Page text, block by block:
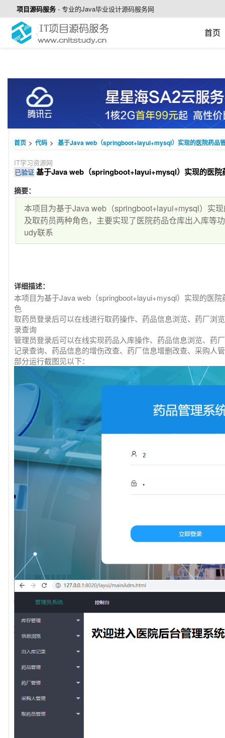
项目源码服务 - 专业的Java毕业设计源码服务网
首页
首页 > 代码 > 基于Java web（springboot+layui+mysql）实现的医院药品
IT学习资源网
已验证 基于Java web（springboot+layui+mysql）实现的医院
摘要：
本项目为基于Java web（springboot+layui+mysql）实
及取药员两种角色，主要实现了医院药品仓库出入库等
udy联系
详细描述：
本项目为基于Java web（springboot+layui+mysql）实现的医
色
取药员登录后可以在线进行取药操作、药品信息浏览、药厂浏
录查询
管理员登录后可以在线实现药品入库操作、药品信息浏览、药
记录查询、药品信息的增伤改查、药厂信息增删改查、采购人
部分运行截图见以下：